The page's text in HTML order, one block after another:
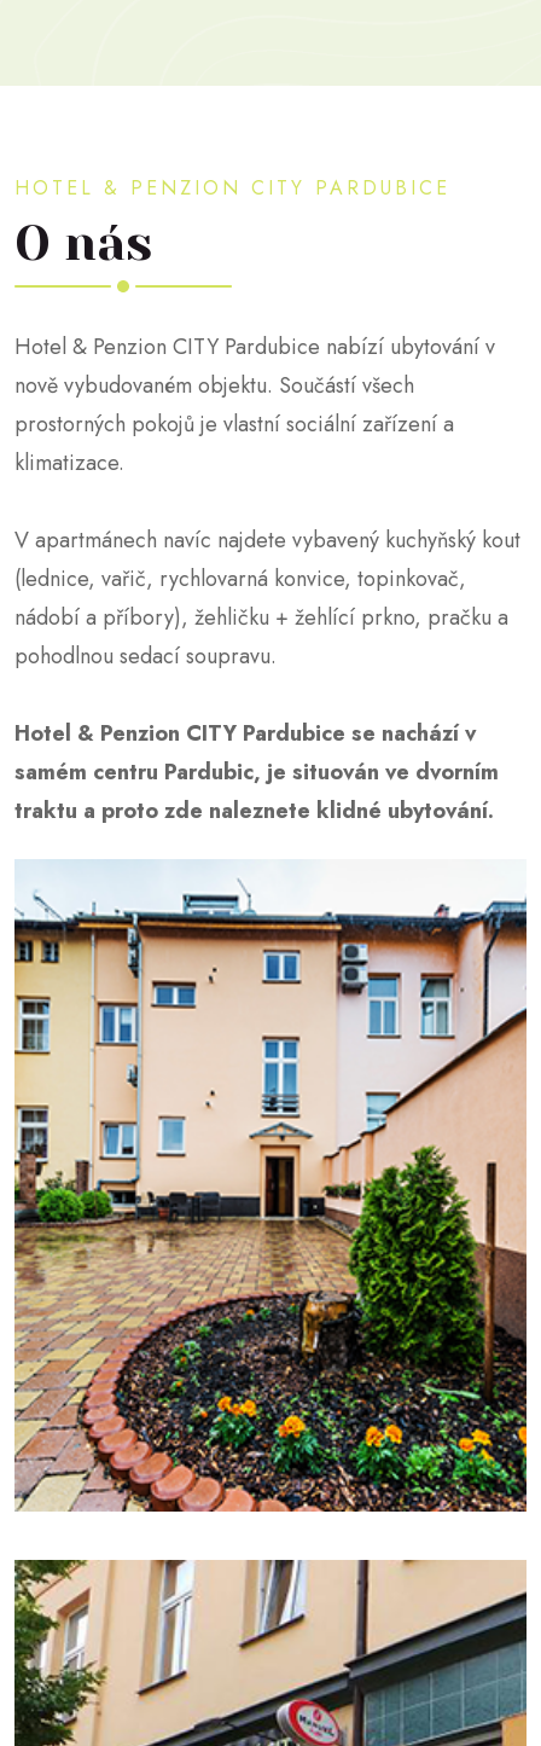
HOTEL & PENZION CITY PARDUBICE
O nás
Hotel & Penzion CITY Pardubice nabízí ubytování v
nově vybudovaném objektu. Součástí všech
prostorných pokojů je vlastní sociální zařízení a
klimatizace.
V apartmánech navíc najdete vybavený kuchyňský kout
(lednice, vařič, rychlovarná konvice, topinkovač,
nádobí a příbory), žehličku + žehlící prkno, pračku a
pohodlnou sedací soupravu.
Hotel & Penzion CITY Pardubice se nachází v
samém centru Pardubic, je situován ve dvorním
traktu a proto zde naleznete klidné ubytování.